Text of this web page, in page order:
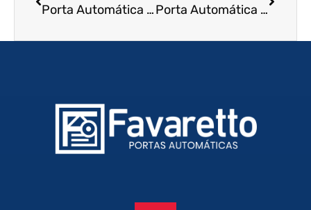
Porta Automática de Enrolar em Catanduva – SP Porta Automática de Enrolar em Barretos – SP